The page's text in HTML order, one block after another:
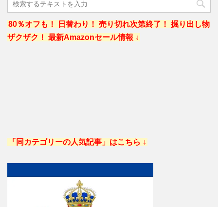
80％オフも！ 日替わり！ 売り切れ次第終了！ 掘り出し物
ザクザク！ 最新Amazonセール情報 ↓
「同カテゴリーの人気記事」はこちら ↓